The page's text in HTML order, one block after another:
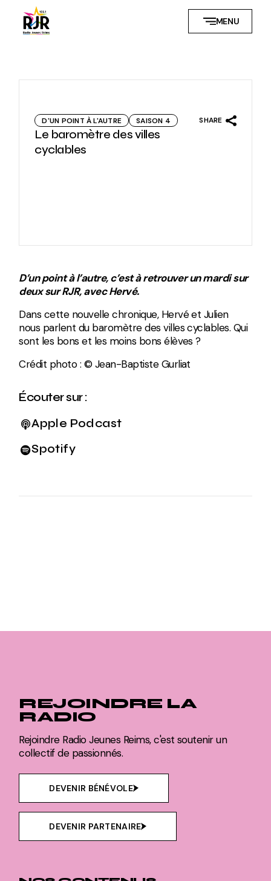
content
MENU
D'UN POINT À L'AUTRE SAISON 4
Le baromètre des villes
cyclables
SHARE
D’un point à l’autre, c’est à retrouver un mardi sur
deux sur RJR, avec Hervé.
Dans cette nouvelle chronique, Hervé et Julien
nous parlent du baromètre des villes cyclables. Qui
sont les bons et les moins bons élèves ?
Crédit photo : © Jean-Baptiste Gurliat
Écouter sur :
Apple Podcast
Spotify
REJOINDRE LA
RADIO
Rejoindre Radio Jeunes Reims, c'est soutenir un
collectif de passionnés.
DEVENIR BÉNÉVOLE
DEVENIR PARTENAIRE